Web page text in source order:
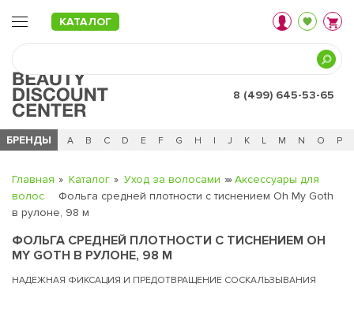
КАТАЛОГ
8 (499) 645-53-65
БРЕНДЫ
Ч 0 - 9 A B C D E F G H I J K L M N O P
Главная Каталог Уход за волосами
Аксессуары для
волос
Фольга средней плотности с тиснением Oh My Goth
в рулоне, 98 м
ФОЛЬГА СРЕДНЕЙ ПЛОТНОСТИ С ТИСНЕНИЕМ OH
MY GOTH В РУЛОНЕ, 98 М
НАДЕЖНАЯ ФИКСАЦИЯ И ПРЕДОТВРАЩЕНИЕ СОСКАЛЬЗЫВАНИЯ